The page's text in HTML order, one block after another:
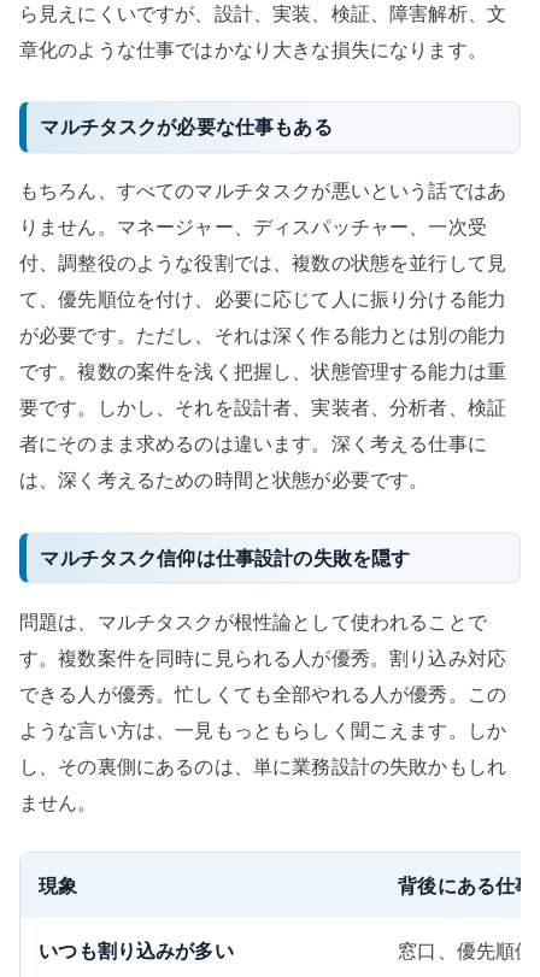
ら見えにくいですが、設計、実装、検証、障害解析、文
章化のような仕事ではかなり大きな損失になります。
マルチタスクが必要な仕事もある
もちろん、すべてのマルチタスクが悪いという話ではあ
りません。マネージャー、ディスパッチャー、一次受
付、調整役のような役割では、複数の状態を並行して見
て、優先順位を付け、必要に応じて人に振り分ける能力
が必要です。ただし、それは深く作る能力とは別の能力
です。複数の案件を浅く把握し、状態管理する能力は重
要です。しかし、それを設計者、実装者、分析者、検証
者にそのまま求めるのは違います。深く考える仕事に
は、深く考えるための時間と状態が必要です。
マルチタスク信仰は仕事設計の失敗を隠す
問題は、マルチタスクが根性論として使われることで
す。複数案件を同時に見られる人が優秀。割り込み対応
できる人が優秀。忙しくても全部やれる人が優秀。この
ような言い方は、一見もっともらしく聞こえます。しか
し、その裏側にあるのは、単に業務設計の失敗かもしれ
ません。
現象 背後にある仕
いつも割り込みが多い 窓口、優先順